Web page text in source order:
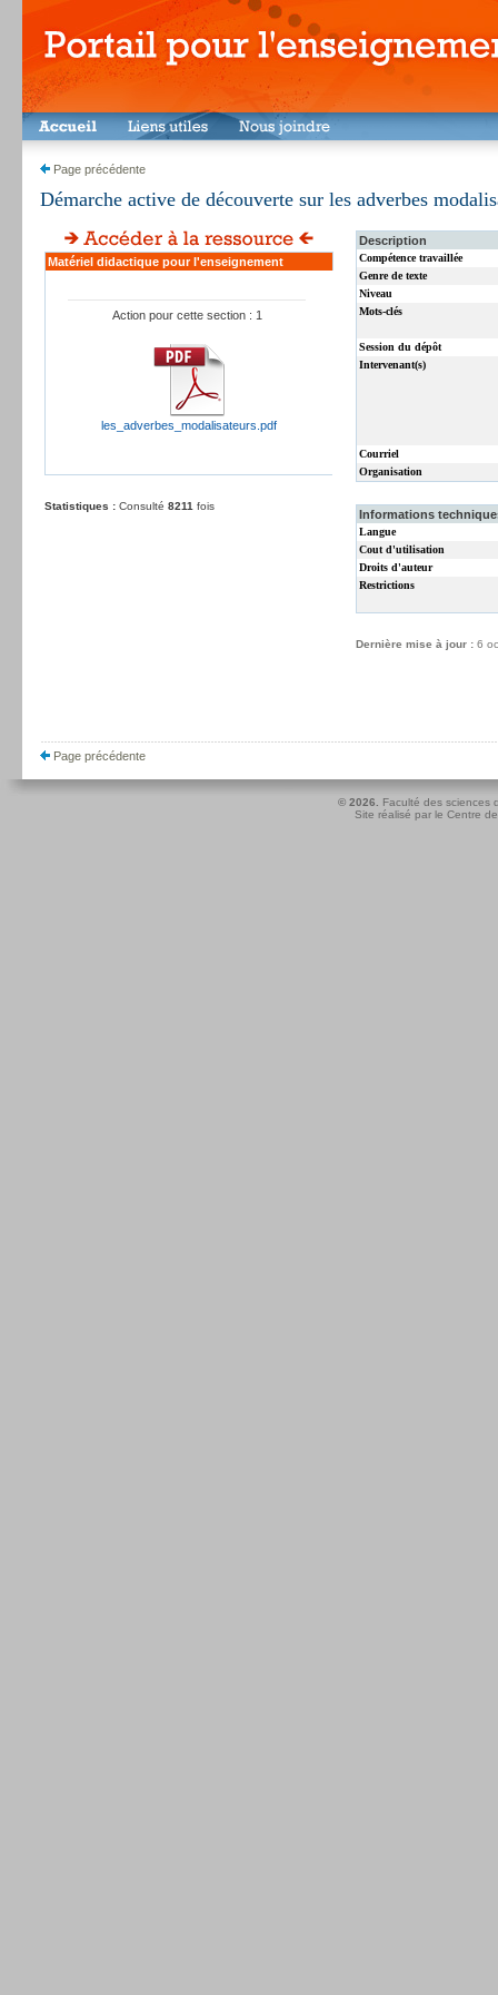
Page précédente
Démarche active de découverte sur les adverbes
Matériel didactique pour l'enseignement
Action pour cette section : 1
les_adverbes_modalisateurs.pdf
Statistiques : Consulté 8211 fois
Description
Compétence travaillée
Genre de texte
Niveau
Mots-clés
Session du dépôt
Intervenant(s)
Courriel
Organisation
Informations
Langue
Cout d'utilisation
Droits d'auteur
Restrictions
Dernière mise à jour : 6
Page précédente
© 2026.
Faculté des sciences
Site réalisé par le Centre